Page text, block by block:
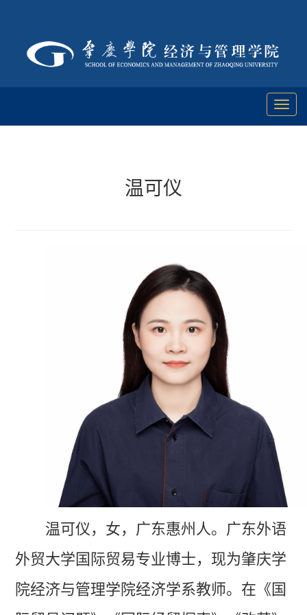
Toggle
温可仪
温可仪，女，广东惠州人。广东外语
外贸大学国际贸易专业博士，现为肇庆学
院经济与管理学院经济学系教师。在《国